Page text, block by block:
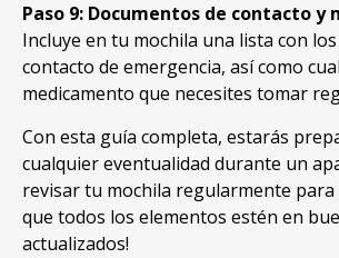
Paso 9: Documentos de contacto y
Incluye en tu mochila una lista con
contacto de emergencia, así como
medicamento que necesites tomar
Con esta guía completa, estarás
cualquier eventualidad durante un
revisar tu mochila regularmente
que todos los elementos estén en
actualizados!